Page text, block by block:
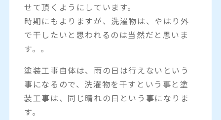
せて頂くようにしています。
時期にもよりますが、洗濯物は、やはり外
で干したいと思われるのは当然だと思いま
す。。
塗装工事自体は、雨の日は行えないという
事になるので、洗濯物を干すという事と塗
装工事は、同じ晴れの日という事になりま
す。